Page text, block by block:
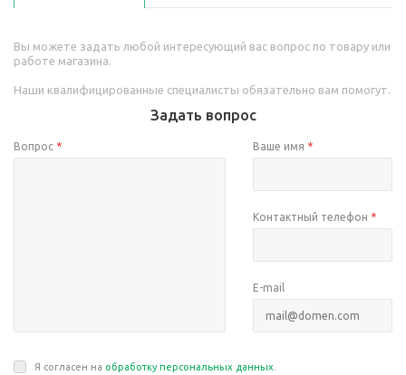
Вы можете задать любой интересующий вас вопрос по товару или
работе магазина.
Наши квалифицированные специалисты обязательно вам помогут.
Задать вопрос
Вопрос * Ваше имя *
Контактный телефон *
E-mail
Я согласен на обработку персональных данных